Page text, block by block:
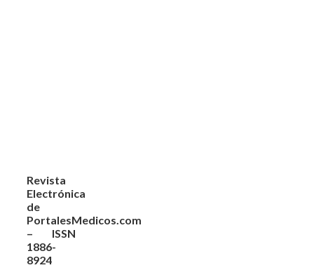
Revista
Electrónica
de
PortalesMedicos.com
– ISSN
1886-
8924